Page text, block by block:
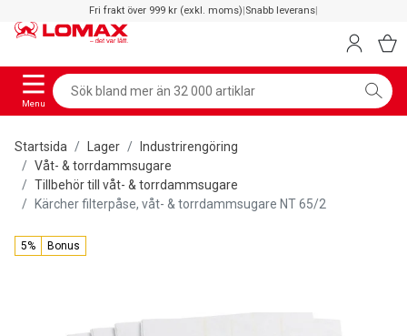
Fri frakt över 999 kr (exkl. moms)|Snabb leverans|
Menu
Startsida Lager
Industrirengöring
Våt- & torrdammsugare
Tillbehör till våt- & torrdammsugare
Kärcher filterpåse, våt- & torrdammsugare NT 65/2
5% Bonus